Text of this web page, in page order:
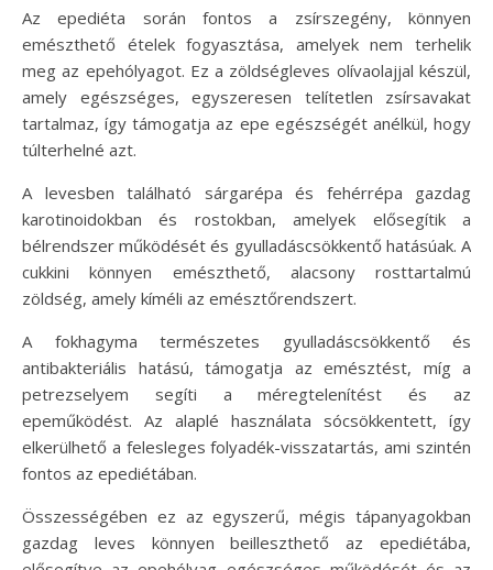
Az epediéta során fontos a zsírszegény, könnyen
emészthető ételek fogyasztása, amelyek nem terhelik
meg az epehólyagot. Ez a zöldségleves olívaolajjal készül,
amely egészséges, egyszeresen telítetlen zsírsavakat
tartalmaz, így támogatja az epe egészségét anélkül, hogy
túlterhelné azt.
A levesben található sárgarépa és fehérrépa gazdag
karotinoidokban és rostokban, amelyek elősegítik a
bélrendszer működését és gyulladáscsökkentő hatásúak. A
cukkini könnyen emészthető, alacsony rosttartalmú
zöldség, amely kíméli az emésztőrendszert.
A fokhagyma természetes gyulladáscsökkentő és
antibakteriális hatású, támogatja az emésztést, míg a
petrezselyem segíti a méregtelenítést és az
epeműködést. Az alaplé használata sócsökkentett, így
elkerülhető a felesleges folyadék-visszatartás, ami szintén
fontos az epediétában.
Összességében ez az egyszerű, mégis tápanyagokban
gazdag leves könnyen beilleszthető az epediétába,